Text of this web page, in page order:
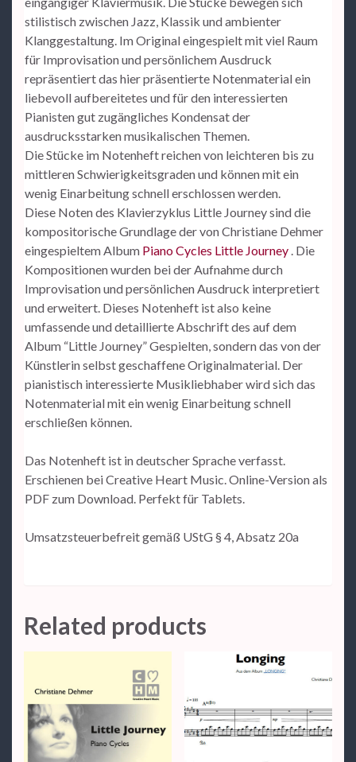
stilistisch zwischen Jazz, Klassik und ambienter
Klanggestaltung. Im Original eingespielt mit viel Raum
für Improvisation und persönlichem Ausdruck
repräsentiert das hier präsentierte Notenmaterial ein
liebevoll aufbereitetes und für den interessierten
Pianisten gut zugängliches Kondensat der
ausdrucksstarken musikalischen Themen.
Die Stücke im Notenheft reichen von leichteren bis zu
mittleren Schwierigkeitsgraden und können mit ein
wenig Einarbeitung schnell erschlossen werden.
Diese Noten des Klavierzyklus Little Journey sind die
kompositorische Grundlage der von Christiane Dehmer
eingespieltem Album Piano Cycles Little Journey . Die
Kompositionen wurden bei der Aufnahme durch
Improvisation und persönlichen Ausdruck interpretiert
und erweitert. Dieses Notenheft ist also keine
umfassende und detaillierte Abschrift des auf dem
Album “Little Journey” Gespielten, sondern das von der
Künstlerin selbst geschaffene Originalmaterial. Der
pianistisch interessierte Musikliebhaber wird sich das
Notenmaterial mit ein wenig Einarbeitung schnell
erschließen können.
Das Notenheft ist in deutscher Sprache verfasst.
Erschienen bei Creative Heart Music. Online-Version als
PDF zum Download. Perfekt für Tablets.
Umsatzsteuerbefreit gemäß UStG § 4, Absatz 20a
Related products